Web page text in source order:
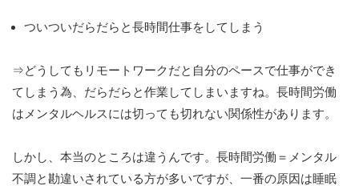
ついついだらだらと長時間仕事をしてしまう
⇒どうしてもリモートワークだと自分のペースで仕事ができ
てしまう為、だらだらと作業してしまいますね。長時間労働
はメンタルヘルスには切っても切れない関係性があります。
しかし、本当のところは違うんです。長時間労働＝メンタル
不調と勘違いされている方が多いですが、一番の原因は睡眠